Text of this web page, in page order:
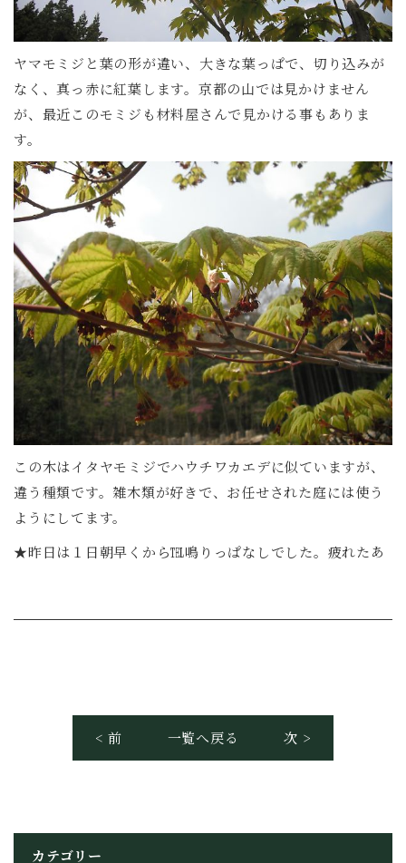
ヤマモミジと葉の形が違い、大きな葉っぱで、切り込みが
なく、真っ赤に紅葉します。京都の山では見かけません
が、最近このモミジも材料屋さんで見かける事もありま
す。
この木はイタヤモミジでハウチワカエデに似ていますが、
違う種類です。雑木類が好きで、お任せされた庭には使う
ようにしてます。
★昨日は１日朝早くから℡鳴りっぱなしでした。疲れたあ
< 前 一覧へ戻る 次 >
カテゴリー